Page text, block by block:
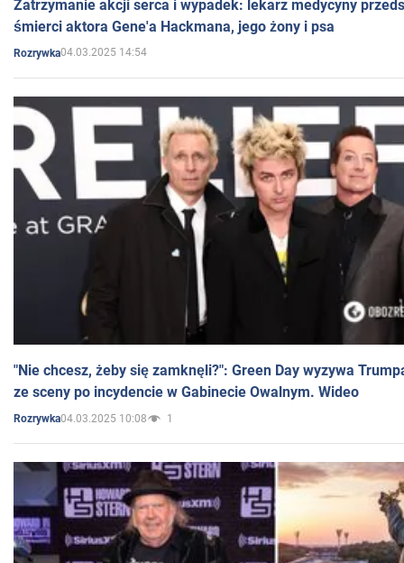
Zatrzymanie akcji serca i wypadek: lekarz medycyny
śmierci aktora Gene'a Hackmana, jego żony i psa
Rozrywka04.03.2025 14:54
"Nie chcesz, żeby się zamknęli?": Green Day wyzywa
ze sceny po incydencie w Gabinecie Owalnym. Wideo
Rozrywka04.03.2025 10:08 1